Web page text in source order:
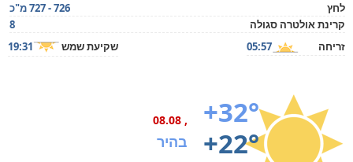
לחץ
726 - 727 מ"כ
קרינת אולטרה סגולה
8
זריחה
05:57 שקיעת שמש 19:31
+32°
+22°
, 08.08
בהיר